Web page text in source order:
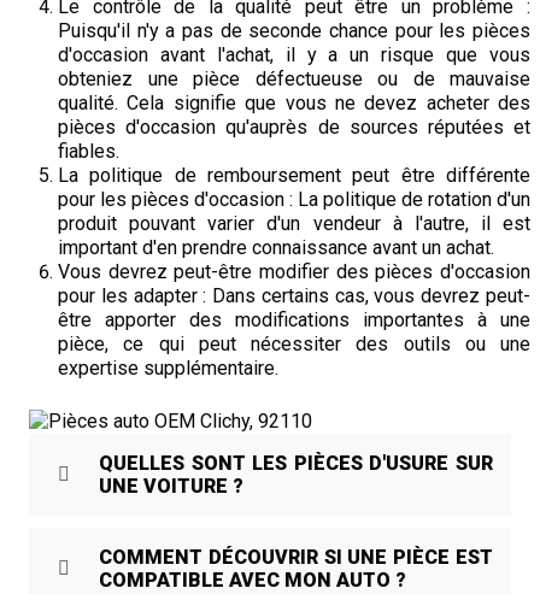
Le contrôle de la qualité peut être un problème :
Puisqu'il n'y a pas de seconde chance pour les pièces
d'occasion avant l'achat, il y a un risque que vous
obteniez une pièce défectueuse ou de mauvaise
qualité. Cela signifie que vous ne devez acheter des
pièces d'occasion qu'auprès de sources réputées et
fiables.
La politique de remboursement peut être différente
pour les pièces d'occasion : La politique de rotation d'un
produit pouvant varier d'un vendeur à l'autre, il est
important d'en prendre connaissance avant un achat.
Vous devrez peut-être modifier des pièces d'occasion
pour les adapter : Dans certains cas, vous devrez peut-
être apporter des modifications importantes à une
pièce, ce qui peut nécessiter des outils ou une
expertise supplémentaire.
QUELLES SONT LES PIÈCES D'USURE SUR
UNE VOITURE ?
COMMENT DÉCOUVRIR SI UNE PIÈCE EST
COMPATIBLE AVEC MON AUTO ?